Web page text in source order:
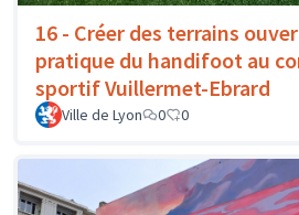
16 - Créer des terrains
pratique du handifoot au
sportif Vuillermet-Ebrard
Ville de Lyon 0 0